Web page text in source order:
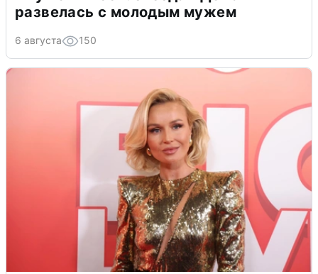
развелась с молодым мужем
6 августа 150